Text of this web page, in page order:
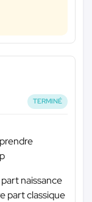
TERMINÉ
naissance
part classique